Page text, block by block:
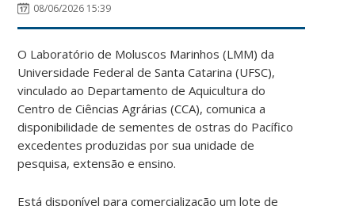
08/06/2026 15:39
O Laboratório de Moluscos Marinhos (LMM) da
Universidade Federal de Santa Catarina (UFSC),
vinculado ao Departamento de Aquicultura do
Centro de Ciências Agrárias (CCA), comunica a
disponibilidade de sementes de ostras do Pacífico
excedentes produzidas por sua unidade de
pesquisa, extensão e ensino.
Está disponível para comercialização um lote de